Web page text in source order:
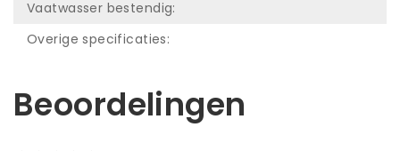
Vaatwasser bestendig:
Overige specificaties:
Beoordelingen